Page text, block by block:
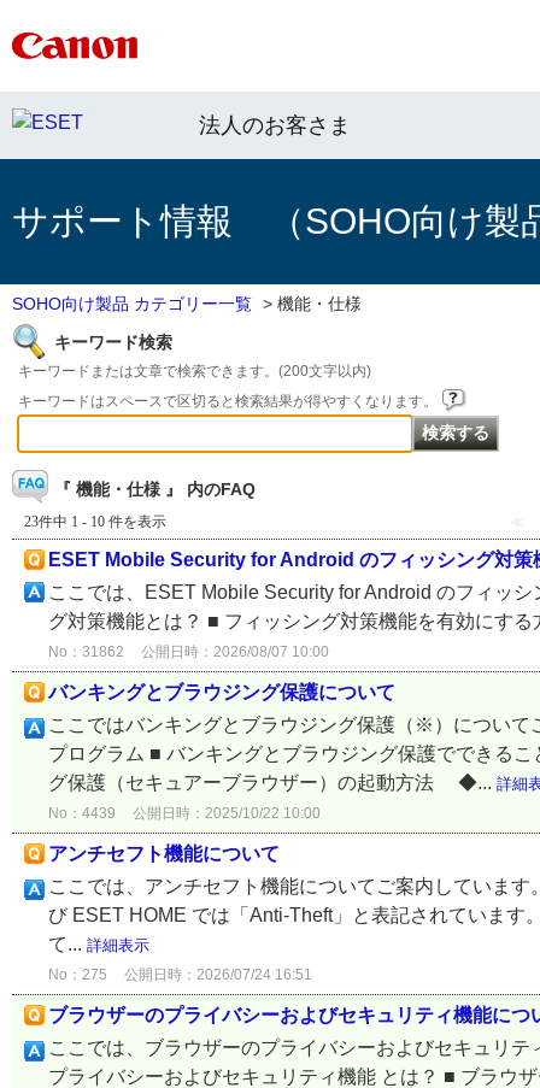
法人のお客さま
サポート情報 （SOHO向け製
SOHO向け製品 カテゴリー一覧 > 機能・仕様
キーワード検索
キーワードまたは文章で検索できます。(200文字以内)
キーワードはスペースで区切ると検索結果が得やすくなります。
『 機能・仕様 』 内のFAQ
23件中 1 - 10 件を表示 ≪
ESET Mobile Security for Android のフィッシング対策
ここでは、ESET Mobile Security for Android のフィッ
グ対策機能とは？ ■ フィッシング対策機能を有効にす
No：31862 公開日時：2026/08/07 10:00
バンキングとブラウジング保護について
ここではバンキングとブラウジング保護（※）につい
プログラム ■ バンキングとブラウジング保護ででき
グ保護（セキュアーブラウザー）の起動方法 ◆... 詳細
No：4439 公開日時：2025/10/22 10:00
アンチセフト機能について
ここでは、アンチセフト機能についてご案内していま
び ESET HOME では「Anti-Theft」と表記されていま
て... 詳細表示
No：275 公開日時：2026/07/24 16:51
ブラウザーのプライバシーおよびセキュリティ機能につ
ここでは、ブラウザーのプライバシーおよびセキュリ
プライバシーおよびセキュリティ機能 とは？ ■ ブラウ